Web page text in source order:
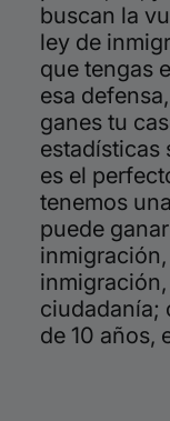
buscan la
ley de
que tengas
esa
ganes tu
estadísticas
es el
tenemos
puede
ciudadanía;
de 10 años,